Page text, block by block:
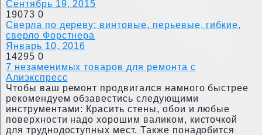
Сентябрь 19, 2015
19073 0
Сверла по дереву: винтовые, перьевые, гибкие,
сверло Форстнера
Январь 10, 2016
14295 0
7 незаменимых товаров для ремонта с
Алиэкспресс
Чтобы ваш ремонт продвигался намного быстрее
рекомендуем обзавестись следующими
инструментами: Красить стены, обои и любые
поверхности надо хорошим валиком, кисточкой
для труднодоступных мест. Также понадобится